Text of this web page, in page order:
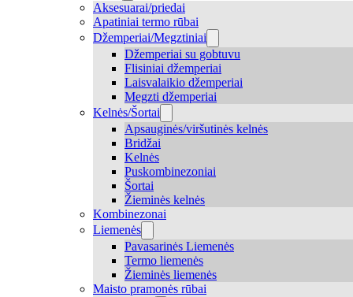
Aksesuarai/priedai
Apatiniai termo rūbai
Džemperiai/Megztiniai
Džemperiai su gobtuvu
Flisiniai džemperiai
Laisvalaikio džemperiai
Megzti džemperiai
Kelnės/Šortai
Apsauginės/viršutinės kelnės
Bridžai
Kelnės
Puskombinezoniai
Šortai
Žieminės kelnės
Kombinezonai
Liemenės
Pavasarinės Liemenės
Termo liemenės
Žieminės liemenės
Maisto pramonės rūbai